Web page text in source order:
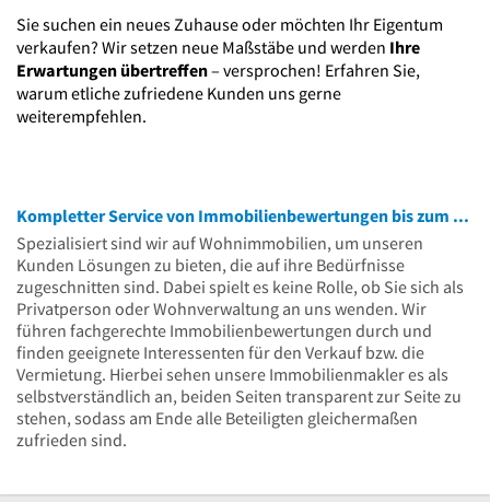
Sie suchen ein neues Zuhause oder möchten Ihr Eigentum
verkaufen? Wir setzen neue Maßstäbe und werden Ihre
Erwartungen übertreffen– versprochen! Erfahren Sie,
warum etliche zufriedene Kunden uns gerne
weiterempfehlen.
Kompletter Service von Immobilienbewertungen bis zum Verkauf
Spezialisiert sind wir auf Wohnimmobilien, um unseren
Kunden Lösungen zu bieten, die auf ihre Bedürfnisse
zugeschnitten sind. Dabei spielt es keine Rolle, ob Sie sich als
Privatperson oder Wohnverwaltung an uns wenden. Wir
führen fachgerechte Immobilienbewertungen durch und
finden geeignete Interessenten für den Verkauf bzw. die
Vermietung. Hierbei sehen unsere Immobilienmakler es als
selbstverständlich an, beiden Seiten transparent zur Seite zu
stehen, sodass am Ende alle Beteiligten gleichermaßen
zufrieden sind.